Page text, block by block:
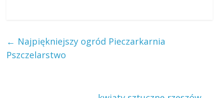
← Najpiękniejszy ogród Pieczarkarnia
Pszczelarstwo